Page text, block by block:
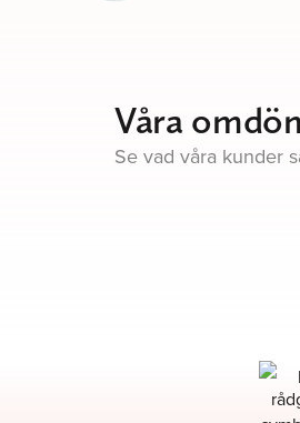
Våra
Se vad våra kunder